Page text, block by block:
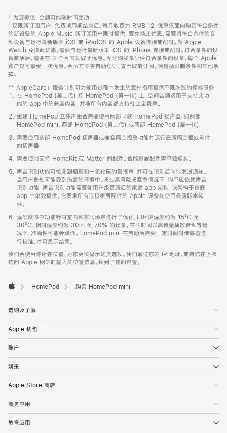
页
页
脚
注
‡ 为近似值。金额可能随时间变动。
⁺ 仅限新订阅用户。免费试用期结束后，每月收费为 RMB 12。优惠仅面向购买符合条件
的新设备的 Apple Music 新订阅用户限时提供。要兑换此优惠，需要将符合条件的音
频设备与运行最新版本 iOS 或 iPadOS 的 Apple 设备连接或配对。为 Apple
Watch 兑换此优惠，需要与运行最新版本 iOS 的 iPhone 连接或配对。符合条件的设
备激活后，需要在 3 个月内领取此优惠。无论购买多少件符合条件的设备，每个 Apple
账户仅可享受一次优惠。会员方案将自动续订，直至取消订阅。须遵循限制条件和其他条
款。
窗
口
中
打
开)
** AppleCare+ 服务计划可为使用过程中发生的意外损坏提供不限次数的保修服务。
在 HomePod (第二代) 和 HomePod (第一代) 上，空间音频适用于支持此功
能的 app 中的兼容内容。并非所有内容都支持杜比全景声。
组建 HomePod 立体声组合需要使用两部同款 HomePod 扬声器，如两部
HomePod mini、两部 HomePod (第二代) 或两部 HomePod (第一代)。
需要使用多部 HomePod 扬声器或兼容隔空播放功能并运行最新隔空播放软件
的扬声器。
需要使用支持 HomeKit 或 Matter 的配件。智能家居配件需单独购买。
声音识别功能可检测到烟雾和一氧化碳的警报声，并可在识别后向你发送通知。
当用户身处可能受到伤害的环境中，或在高风险或紧急情况下，均不应依赖声音
识别功能。声音识别功能需要使用升级更新后的家庭 app 架构，该架构于家庭
app 中单独提供。它要求所有连接家居配件的 Apple 设备均使用最新版本软
件。
温湿度感应功能针对室内和家居场景进行了优化，即环境温度约为 15ºC 至
30ºC、相对湿度约为 30% 至 70% 的场景。在长时间以高音量播放音频等情
况下，准确性可能会降低。HomePod mini 在启动后需要一定时间对传感器进
行校准，才可显示结果。
我们会使用你所在位置，为你更快显示送货选项。我们通过你的 IP 地址，或者你在上次
访问 Apple 网站时输入的位置信息，找到了你的位置。
HomePod 购买 HomePod mini
选购及了解
Apple 钱包
账户
娱乐
Apple Store 商店
商务应用
教育应用